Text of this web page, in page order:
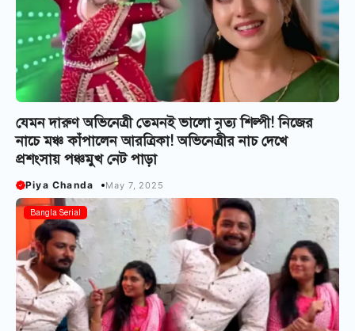
যেমন দারুণ অভিনেত্রী তেমন‌ই ভালো নৃত্য শিল্পী! নিজের
নাচে মঞ্চ কাঁপালেন আরত্রিকা! অভিনেত্রীর নাচ দেখে
প্রশংসায় পঞ্চমুখ নেট পাড়া
Piya Chanda May 7, 2025
Bangla Serial